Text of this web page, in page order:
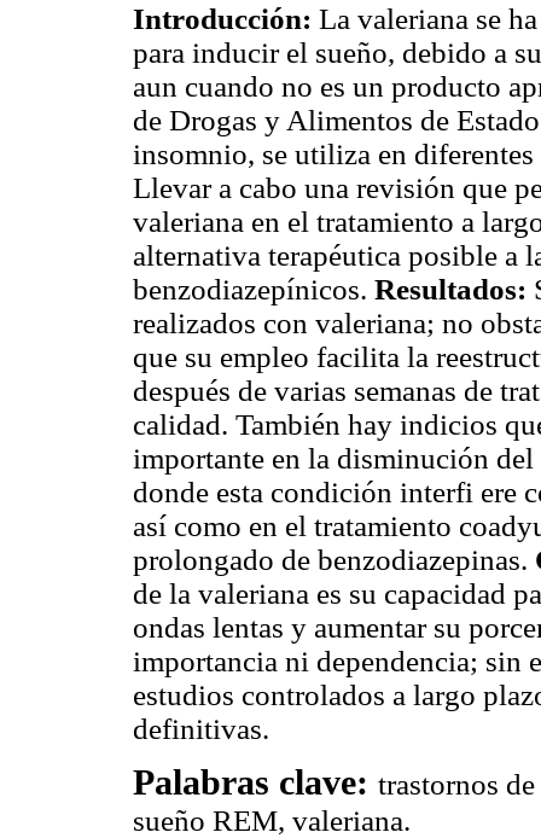
Introducción: La valeriana se
para inducir el sueño, debido a
aun cuando no es un producto
de Drogas y Alimentos de
insomnio, se utiliza en
Llevar a cabo una revisión que
valeriana en el tratamiento a
alternativa terapéutica posible a
benzodiazepínicos. Resultados:
realizados con valeriana; no
que su empleo facilita la
después de varias semanas de
calidad. También hay indicios
importante en la disminución del
donde esta condición interfi ere
así como en el tratamiento
prolongado de benzodiazepinas.
de la valeriana es su capacidad
ondas lentas y aumentar su
importancia ni dependencia; sin
estudios controlados a largo
definitivas.
Palabras clave: trastornos
sueño REM, valeriana.